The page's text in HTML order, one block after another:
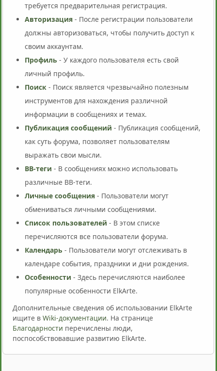
требуется предварительная регистрация.
Авторизация - После регистрации пользователи
должны авторизоваться, чтобы получить доступ к
своим аккаунтам.
Профиль - У каждого пользователя есть свой
личный профиль.
Поиск - Поиск является чрезвычайно полезным
инструментов для нахождения различной
информации в сообщениях и темах.
Публикация сообщений - Публикация сообщений,
как суть форума, позволяет пользователям
выражать свои мысли.
BB-теги - В сообщениях можно использовать
различные BB-теги.
Личные сообщения - Пользователи могут
обмениваться личными сообщениями.
Список пользователей - В этом списке
перечисляются все пользователи форума.
Календарь - Пользователи могут отслеживать в
календаре события, праздники и дни рождения.
Особенности - Здесь перечисляются наиболее
популярные особенности ElkArte.
Дополнительные сведения об использовании ElkArte
ищите в Wiki-документации. На странице
Благодарности перечислены люди,
поспособствовавшие развитию ElkArte.